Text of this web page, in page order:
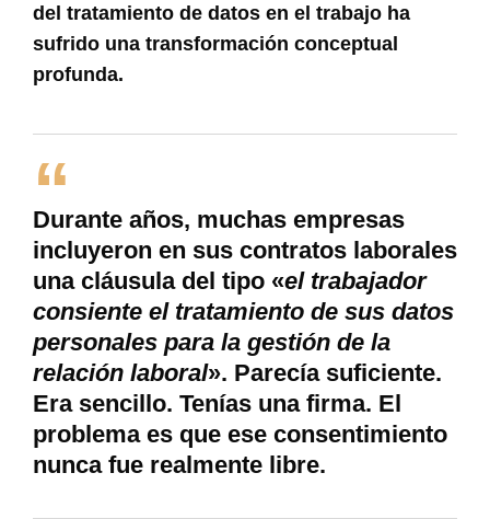
del tratamiento de datos en el trabajo ha
sufrido una transformación conceptual
profunda.
Durante años, muchas empresas
incluyeron en sus contratos laborales
una cláusula del tipo «el trabajador
consiente el tratamiento de sus datos
personales para la gestión de la
relación laboral». Parecía suficiente.
Era sencillo. Tenías una firma. El
problema es que ese consentimiento
nunca fue realmente libre.